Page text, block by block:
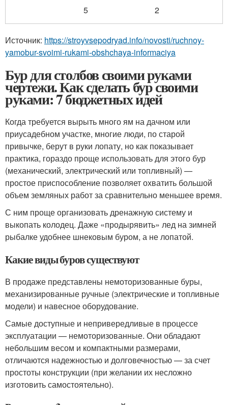
5
2
Источник: https://stroyvsepodryad.info/novosti/ruchnoy-
yamobur-svoimi-rukami-obshchaya-informaciya
Бур для столбов своими руками
чертежи. Как сделать бур своими
руками: 7 бюджетных идей
Когда требуется вырыть много ям на дачном или
приусадебном участке, многие люди, по старой
привычке, берут в руки лопату, но как показывает
практика, гораздо проще использовать для этого бур
(механический, электрический или топливный) —
простое приспособление позволяет охватить большой
объем земляных работ за сравнительно меньшее время.
С ним проще организовать дренажную систему и
выкопать колодец. Даже «продырявить» лед на зимней
рыбалке удобнее шнековым буром, а не лопатой.
Какие виды буров существуют
В продаже представлены немоторизованные буры,
механизированные ручные (электрические и топливные
модели) и навесное оборудование.
Самые доступные и непривередливые в процессе
эксплуатации — немоторизованные. Они обладают
небольшим весом и компактными размерами,
отличаются надежностью и долговечностью — за счет
простоты конструкции (при желании их несложно
изготовить самостоятельно).